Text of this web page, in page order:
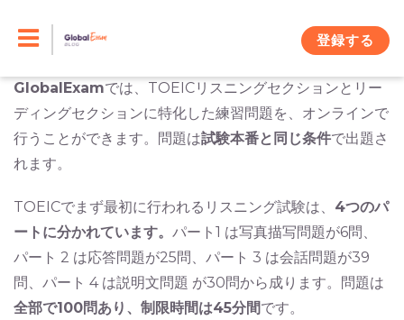
登録する
です。英語力に加え、
TOEICの各セクションに特化した
GlobalExamでは、 TOEICリスニングセクションとリー
ディングセクションに特化した練習問題を、オンラインで
行うことができます。問題は試験本番と同じ条件で出題さ
れます。
TOEICでまず最初に行われるリスニング試験は、 4つのパ
ートに分かれています。 パート1 は写真描写問題が6問、
パート 2 は応答問題が25問、パート 3 は会話問題が39
問、パート 4 は説明文問題 が30問から成ります。問題は
全部で100問あり、制限時間は45分間です。